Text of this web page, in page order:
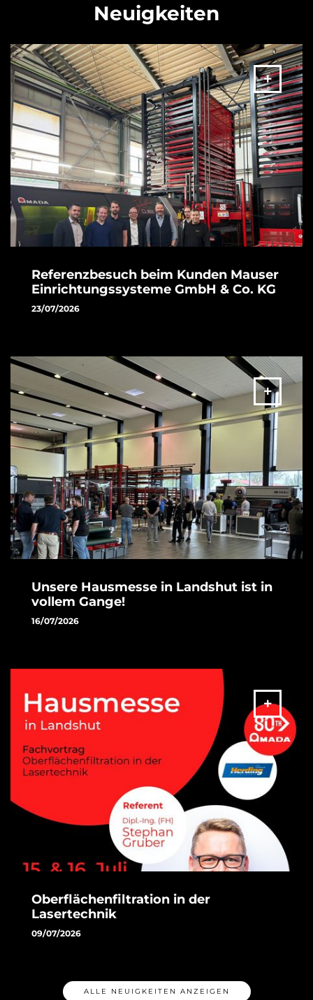
Neuigkeiten
Referenzbesuch beim Kunden Mauser
Einrichtungssysteme GmbH & Co. KG
23/07/2026
Gebhard gemeinsam mit einem Kunden die Firma Mauser
Einrichtungssysteme GmbH & Co. KG, um eine erfolgreiche
AMADA-Automationslösung live zu erleben, die dem
geplanten Konzept des Kunden entspricht. Der Kontakt
wurde dabei über unseren Vertriebsbeauftragten Felix Kalus
hergestellt.
MEHR
Unsere Hausmesse in Landshut ist in
vollem Gange!
16/07/2026
Lösungen für die moderne Blechbearbeitung!
MEHR
Oberflächenfiltration in der
Lasertechnik
09/07/2026
am 15. & 16. Juli Dipl.-Ing. (FH) Stephan Gruber von der
Herding GmbH Filtertechnik als Gastreferenten begrüßen
ALLE NEUIGKEITEN ANZEIGEN